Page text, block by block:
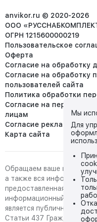
anvikor.ru © 2020-2026
ООО
ОГРН 1215600000219
Пользовательское
Оферта
Согласие на обработку
Согласие на обработку
пользователей сайта
Политика обработки
Согласие на передачу
лицам
Согласие реклама
Карта сайта
Обращаем ваше внимание
а также вся информация
предоставленная на нём,
информационный характер
является публичной
Статьи 437 Гражданского
Мы
Для